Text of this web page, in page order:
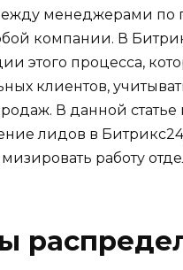
менеджерами
компании. В
этого процесса,
клиентов,
В данной
лидов в
работу